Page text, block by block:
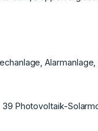
Photovoltaik-